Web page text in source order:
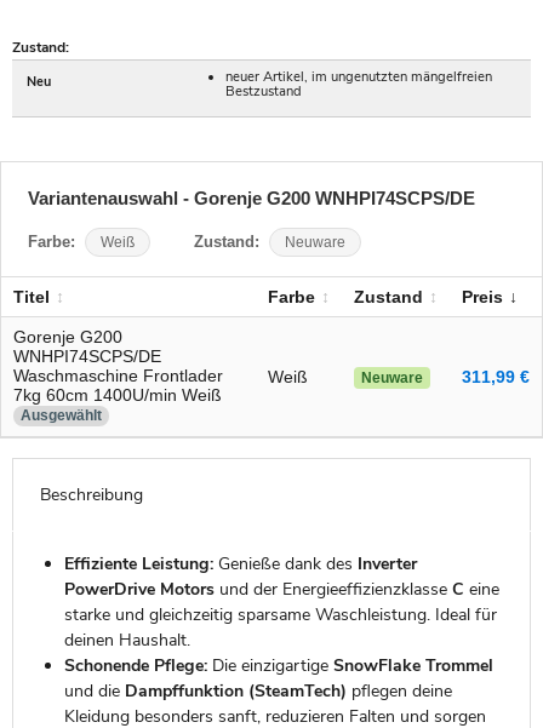
Zustand:
Neu
neuer Artikel, im ungenutzten mängelfreien
Bestzustand
Variantenauswahl - Gorenje G200 WNHPI74SCPS/DE
Farbe: Weiß Zustand: Neuware
Titel Farbe Zustand Preis
Gorenje G200
WNHPI74SCPS/DE
Waschmaschine Frontlader
7kg 60cm 1400U/min Weiß
Ausgewählt
Weiß Neuware 311,99 €
Beschreibung
Effiziente Leistung:Genieße dank des Inverter
PowerDrive Motorsund der Energieeffizienzklasse C eine
starke und gleichzeitig sparsame Waschleistung. Ideal für
deinen Haushalt.
Schonende Pflege:Die einzigartige SnowFlake Trommel
und die Dampffunktion (SteamTech) pflegen deine
Kleidung besonders sanft, reduzieren Falten und sorgen